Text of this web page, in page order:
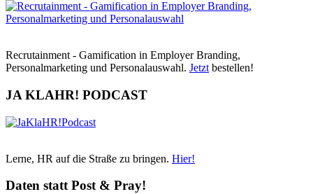
Recrutainment - Gamification in Employer Branding,
Personalmarketing und Personalauswahl. Jetzt bestellen!
JA KLAHR! PODCAST
Lerne, HR auf die Straße zu bringen. Hier!
Daten statt Post & Pray!